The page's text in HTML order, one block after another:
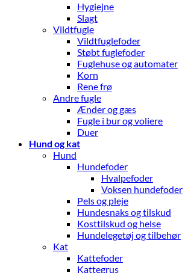
Hygiejne
Slagt
Vildtfugle
Vildtfuglefoder
Støbt fuglefoder
Fuglehuse og automater
Korn
Rene frø
Andre fugle
Ænder og gæs
Fugle i bur og voliere
Duer
Hund og kat
Hund
Hundefoder
Hvalpefoder
Voksen hundefoder
Pels og pleje
Hundesnaks og tilskud
Kosttilskud og helse
Hundelegetøj og tilbehør
Kat
Kattefoder
Kattegrus